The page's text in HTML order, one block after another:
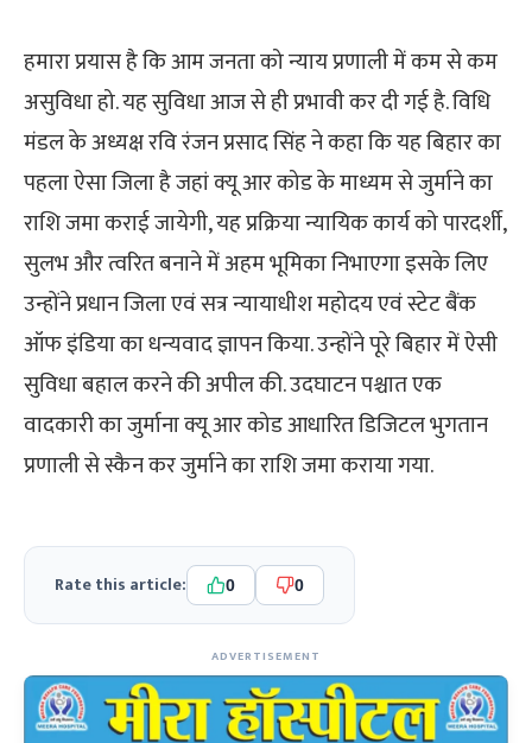
हमारा प्रयास है कि आम जनता को न्याय प्रणाली में कम से कम
असुविधा हो. यह सुविधा आज से ही प्रभावी कर दी गई है. विधि
मंडल के अध्यक्ष रवि रंजन प्रसाद सिंह ने कहा कि यह बिहार का
पहला ऐसा जिला है जहां क्यू आर कोड के माध्यम से जुर्माने का
राशि जमा कराई जायेगी, यह प्रक्रिया न्यायिक कार्य को पारदर्शी,
सुलभ और त्वरित बनाने में अहम भूमिका निभाएगा इसके लिए
उन्होंने प्रधान जिला एवं सत्र न्यायाधीश महोदय एवं स्टेट बैंक
ऑफ इंडिया का धन्यवाद ज्ञापन किया. उन्होंने पूरे बिहार में ऐसी
सुविधा बहाल करने की अपील की. उदघाटन पश्चात एक
वादकारी का जुर्माना क्यू आर कोड आधारित डिजिटल भुगतान
प्रणाली से स्कैन कर जुर्माने का राशि जमा कराया गया.
Rate this article: 0 0
ADVERTISEMENT